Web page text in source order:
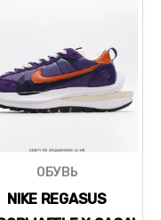
ОБУВЬ
NIKE REGASUS